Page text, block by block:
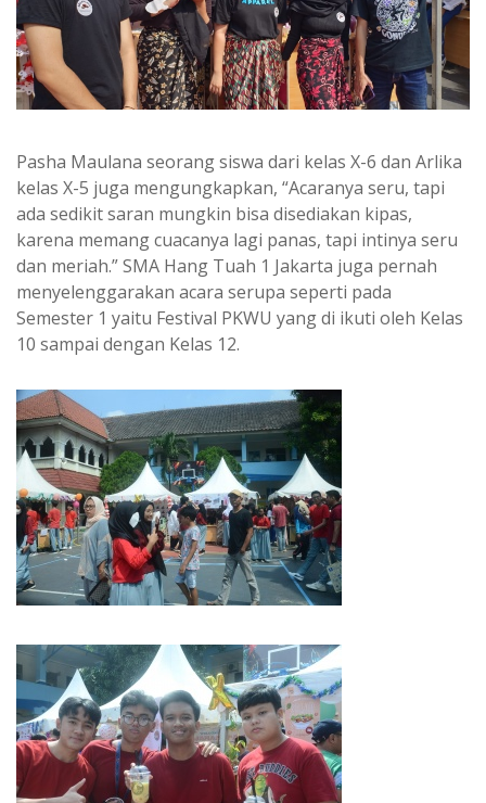
Pasha Maulana seorang siswa dari kelas X-6 dan Arlika
kelas X-5 juga mengungkapkan, “Acaranya seru, tapi
ada sedikit saran mungkin bisa disediakan kipas,
karena memang cuacanya lagi panas, tapi intinya seru
dan meriah.” SMA Hang Tuah 1 Jakarta juga pernah
menyelenggarakan acara serupa seperti pada
Semester 1 yaitu Festival PKWU yang di ikuti oleh Kelas
10 sampai dengan Kelas 12.